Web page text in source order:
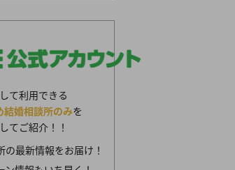
て利用できる
結婚相談所のみを
てご紹介！！
の最新情報をお届け！